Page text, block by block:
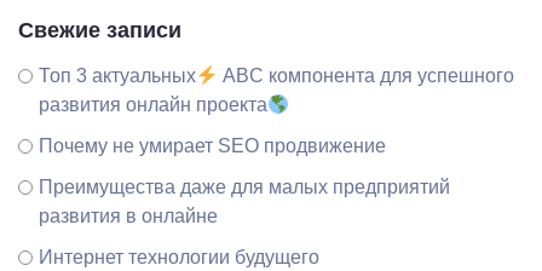
Свежие записи
Топ 3 актуальных
ABC компонента для успешного
развития онлайн проекта
Почему не умирает SEO продвижение
Преимущества даже для малых предприятий
развития в онлайне
Интернет технологии будущего